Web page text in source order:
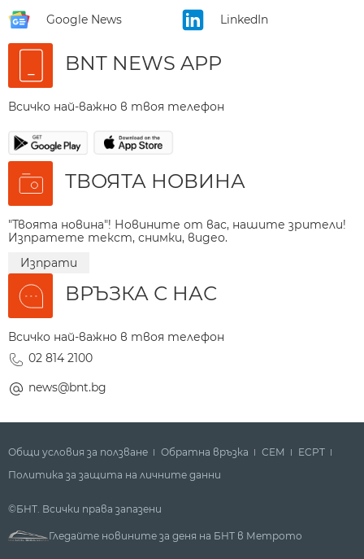
Google News LinkedIn
BNT NEWS APP
Всичко най-важно в твоя телефон
ТВОЯТА НОВИНА
"Твоята новина"! Новините от вас, нашите зрители!
Изпратете текст, снимки, видео.
Изпрати
ВРЪЗКА С НАС
Всичко най-важно в твоя телефон
02 814 2100
news@bnt.bg
Общи условия за ползване Обратна връзка СЕМ
ECPT
Политика за защита на личните данни
©БНТ. Всички права запазени
Гледайте новините за деня на БНТ в Метрото